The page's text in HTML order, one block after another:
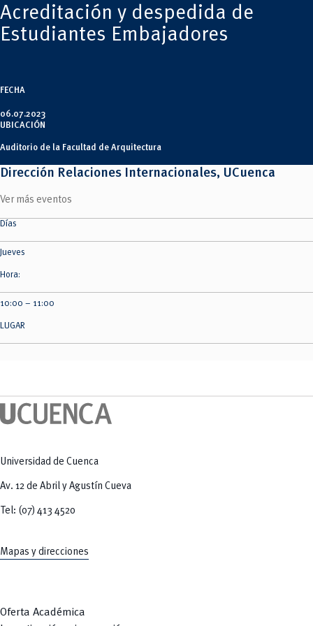
y Agropecuarias
MOVERU
Posgrados
Radio Universitaria
Salud
Acreditación y despedida de
Estudiantes Embajadores
FECHA
06.07.2023
UBICACIÓN
Auditorio de la Facultad de Arquitectura
Dirección Relaciones Internacionales, UCuenca
Ver más eventos
Días
Jueves
Hora:
10:00 – 11:00
LUGAR
Universidad de Cuenca
Av. 12 de Abril y Agustín Cueva
Tel: (07) 413 4520
Mapas y direcciones
Oferta Académica